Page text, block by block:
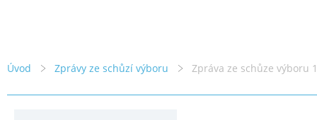
Úvod Zprávy ze schůzí výboru Zpráva ze schůze výboru